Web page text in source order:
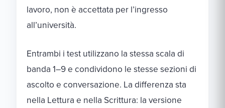
lavoro, non è accettata per l’ingresso
all’università.
Entrambi i test utilizzano la stessa scala di
banda 1–9 e condividono le stesse sezioni di
ascolto e conversazione. La differenza sta
nella Lettura e nella Scrittura: la versione